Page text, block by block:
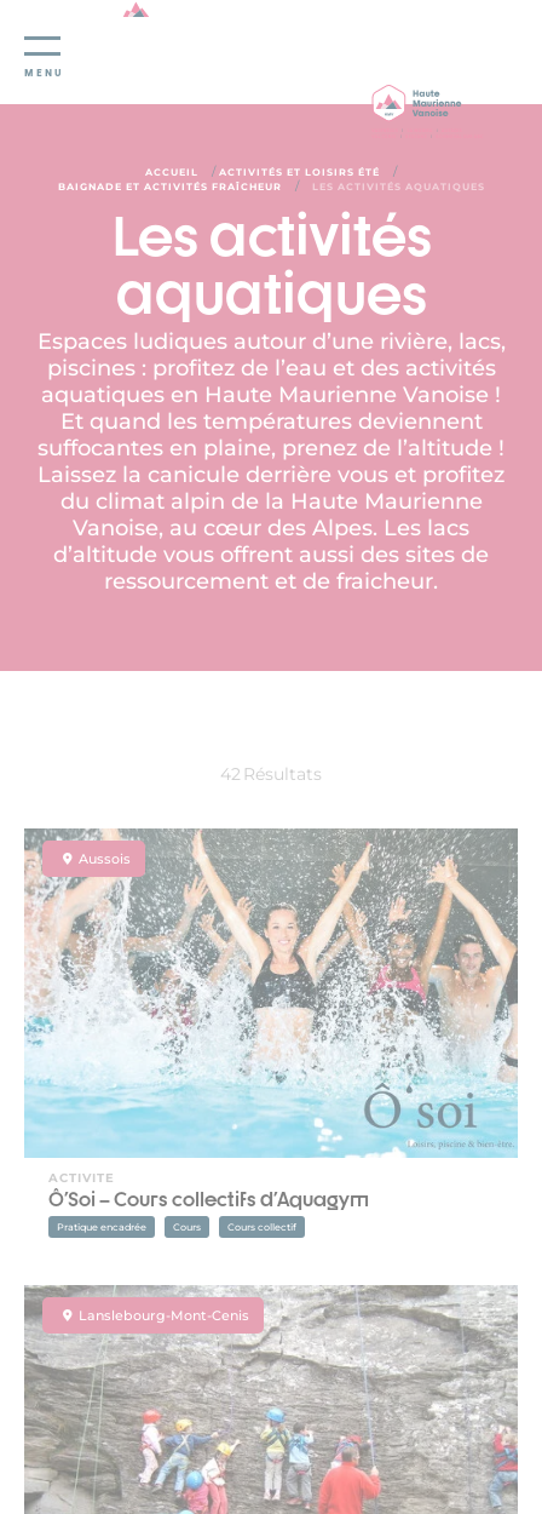
Panneau de gestion des cookies
MENU
ACCUEIL / ACTIVITÉS ET LOISIRS ÉTÉ /
BAIGNADE ET ACTIVITÉS FRAÎCHEUR / LES ACTIVITÉS AQUATIQUES
Les activités
aquatiques
Espaces ludiques autour d’une rivière, lacs,
piscines : profitez de l’eau et des activités
aquatiques en Haute Maurienne Vanoise !
Et quand les températures deviennent
suffocantes en plaine, prenez de l’altitude !
Laissez la canicule derrière vous et profitez
du climat alpin de la Haute Maurienne
Vanoise, au cœur des Alpes. Les lacs
d’altitude vous offrent aussi des sites de
ressourcement et de fraicheur.
42 Résultats
Aussois
ACTIVITE
Ô'Soi – Cours collectifs d'Aquagym
Pratique encadrée Cours Cours collectif
Lanslebourg-Mont-Cenis